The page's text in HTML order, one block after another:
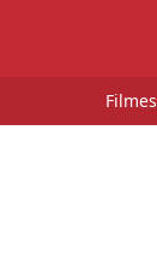
Filmes